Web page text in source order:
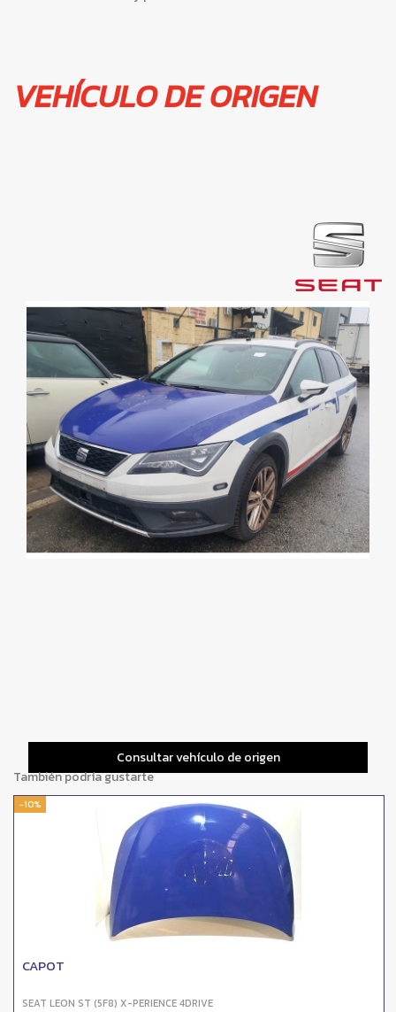
VEHÍCULO DE ORIGEN
Consultar vehículo de origen
También podría gustarte
-10%
CAPOT
SEAT LEON ST (5F8) X-PERIENCE 4DRIVE